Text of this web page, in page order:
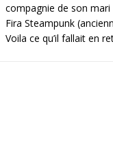
compagnie de son
Fira Steampunk
Voila ce qu’il fallait en